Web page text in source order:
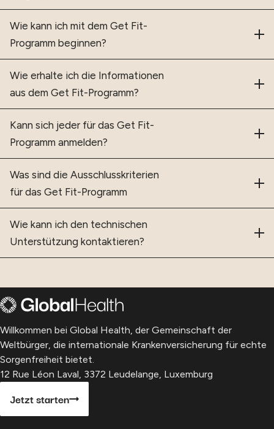
Wie kann ich mit dem Get Fit-
Programm beginnen?
Wie erhalte ich die Informationen
aus dem Get Fit-Programm?
Kann sich jeder für das Get Fit-
Programm anmelden?
Was sind die Ausschlusskriterien
für das Get Fit-Programm
Wie kann ich den technischen
Unterstützung kontaktieren?
Willkommen bei Global Health, der Gemeinschaft der
Weltbürger, die internationale Krankenversicherung für echte
Sorgenfreiheit bietet.
12 Rue Léon Laval, 3372 Leudelange, Luxemburg
Jetzt starten